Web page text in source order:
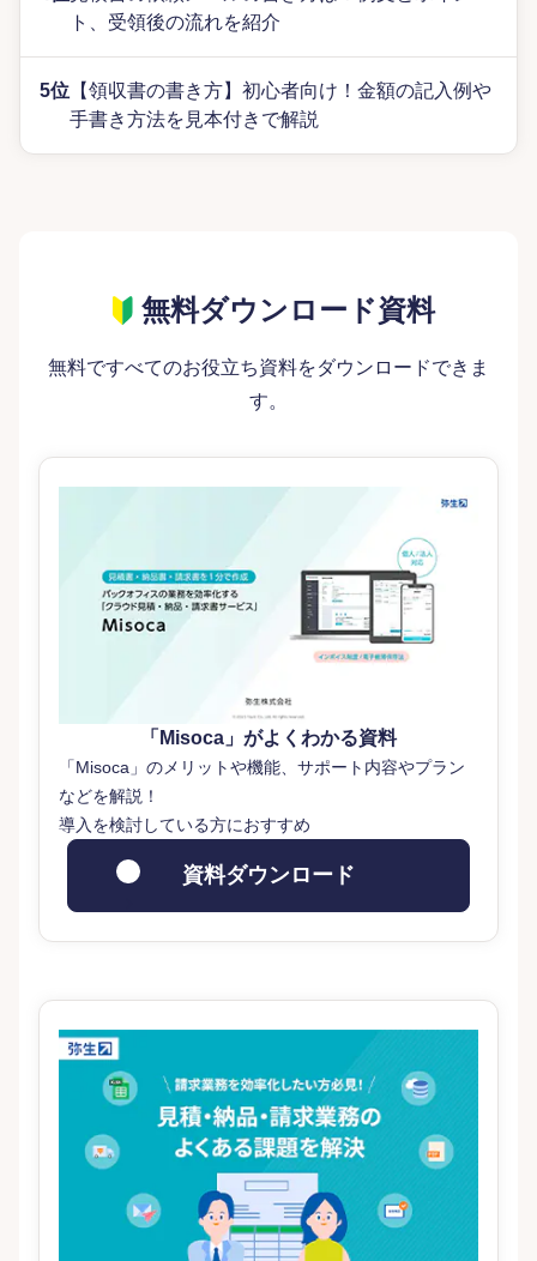
ト、受領後の流れを紹介
5位 【領収書の書き方】初心者向け！金額の記入例や
手書き方法を見本付きで解説
無料ダウンロード資料
無料ですべてのお役立ち資料をダウンロードできま
す。
「Misoca」がよくわかる資料
「Misoca」のメリットや機能、サポート内容やプラン
などを解説！
導入を検討している方におすすめ
資料ダウンロード